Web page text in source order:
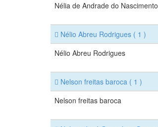
Nélia de Andrade do Nascimento
Nélio Abreu Rodrigues ( 1 )
Nélio Abreu Rodrigues
Nelson freitas baroca ( 1 )
Nelson freitas baroca